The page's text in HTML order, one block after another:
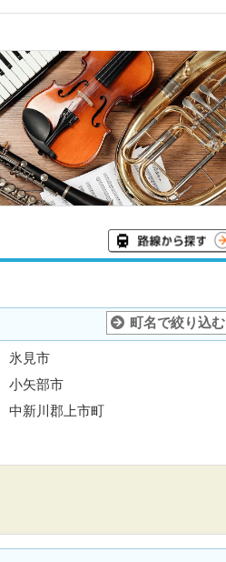
町名で絞り込む
氷見市
小矢部市
中新川郡上市町